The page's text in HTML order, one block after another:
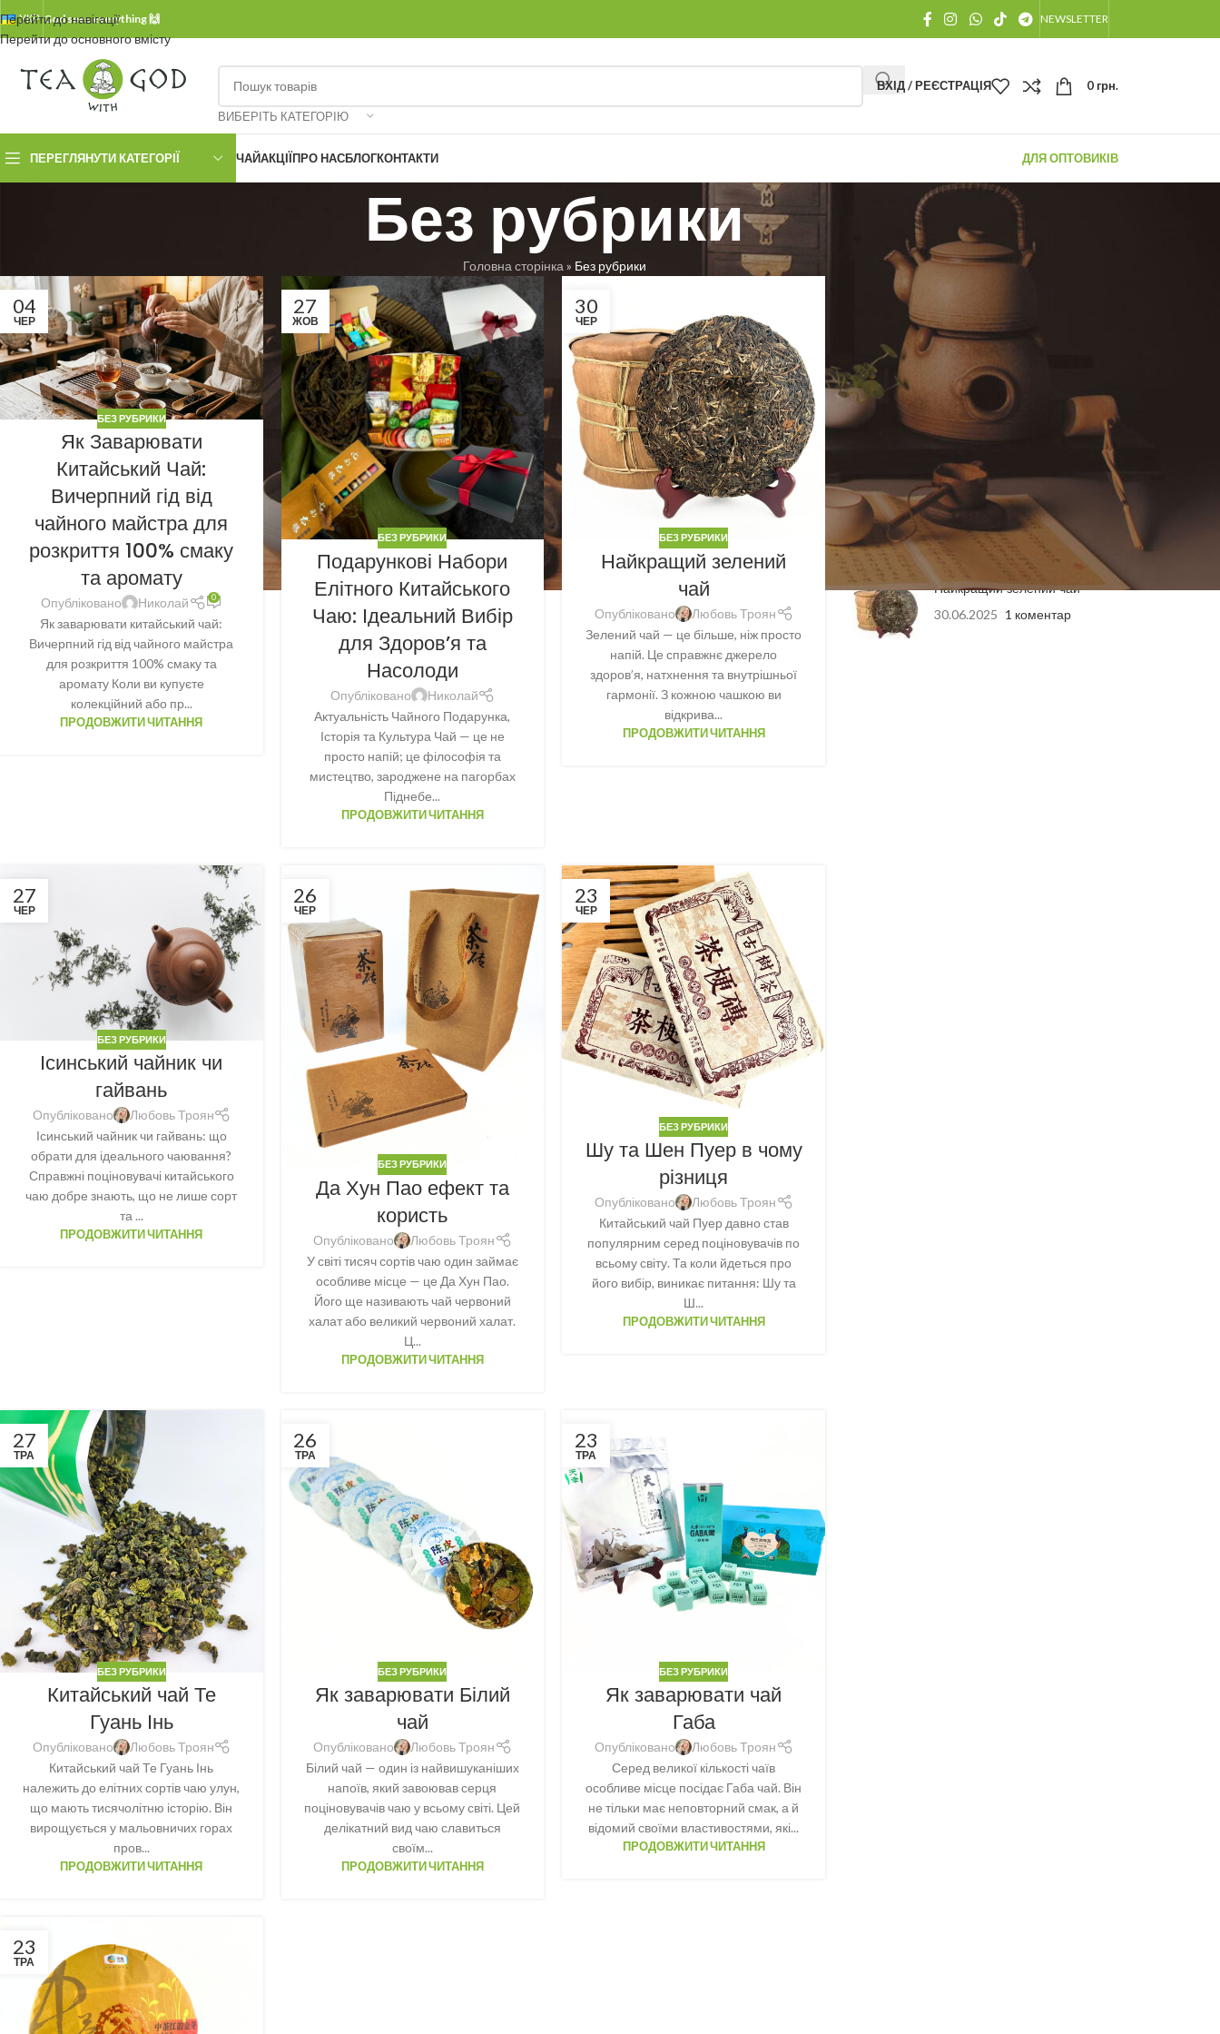
Перейти до навігації
Перейти до основного вмісту
УКР.God sees everything 🙌 NEWSLETTER
ВИБЕРІТЬ КАТЕГОРІЮ
ВХІД / РЕЄСТРАЦІЯ 0 грн.
ПЕРЕГЛЯНУТИ КАТЕГОРІЇ ЧАЙАКЦІЇПРО НАСБЛОГКОНТАКТИ ДЛЯ ОПТОВИКІВ
Без рубрики
Головна сторінка » Без рубрики
04
ЧЕР
БЕЗ РУБРИКИ
Як Заварювати
Китайський Чай:
Вичерпний гід від
чайного майстра для
розкриття 100% смаку
та аромату
Опубліковано Николай 0
Як заварювати китайський чай:
Вичерпний гід від чайного майстра
для розкриття 100% смаку та
аромату Коли ви купуєте
колекційний або пр...
ПРОДОВЖИТИ ЧИТАННЯ
27
ЖОВ
БЕЗ РУБРИКИ
Подарункові Набори
Елітного Китайського
Чаю: Ідеальний Вибір
для Здоров’я та
Насолоди
Опубліковано
Николай
Актуальність Чайного Подарунка,
Історія та Культура Чай — це не
просто напій; це філософія та
мистецтво, зароджене на пагорбах
Піднебе...
ПРОДОВЖИТИ ЧИТАННЯ
30
ЧЕР
БЕЗ РУБРИКИ
Найкращий зелений
чай
Опубліковано
Любовь Троян
Зелений чай — це більше, ніж просто
напій. Це справжнє джерело
здоров’я, натхнення та внутрішньої
гармонії. З кожною чашкою ви
відкрива...
ПРОДОВЖИТИ ЧИТАННЯ
27
ЧЕР
БЕЗ РУБРИКИ
Ісинський чайник чи
гайвань
Опубліковано
Любовь Троян
Ісинський чайник чи гайвань: що
обрати для ідеального чаювання?
Справжні поціновувачі китайського
чаю добре знають, що не лише сорт
та ...
ПРОДОВЖИТИ ЧИТАННЯ
26
ЧЕР
БЕЗ РУБРИКИ
Да Хун Пао ефект та
користь
Опубліковано
Любовь Троян
У світі тисяч сортів чаю один займає
особливе місце — це Да Хун Пао.
Його ще називають чай червоний
халат або великий червоний халат.
Ц...
ПРОДОВЖИТИ ЧИТАННЯ
23
ЧЕР
БЕЗ РУБРИКИ
Шу та Шен Пуер в чому
різниця
Опубліковано
Любовь Троян
Китайський чай Пуер давно став
популярним серед поціновувачів по
всьому світу. Та коли йдеться про
його вибір, виникає питання: Шу та
Ш...
ПРОДОВЖИТИ ЧИТАННЯ
27
ТРА
БЕЗ РУБРИКИ
Китайський чай Те
Гуань Інь
Опубліковано
Любовь Троян
Китайський чай Те Гуань Інь
належить до елітних сортів чаю улун,
що мають тисячолітню історію. Він
вирощується у мальовничих горах
пров...
ПРОДОВЖИТИ ЧИТАННЯ
26
ТРА
БЕЗ РУБРИКИ
Як заварювати Білий
чай
Опубліковано
Любовь Троян
Білий чай — один із найвишуканіших
напоїв, який завоював серця
поціновувачів чаю у всьому світі. Цей
делікатний вид чаю славиться
своїм...
ПРОДОВЖИТИ ЧИТАННЯ
23
ТРА
БЕЗ РУБРИКИ
Як заварювати чай
Габа
Опубліковано
Любовь Троян
Серед великої кількості чаїв
особливе місце посідає Габа чай. Він
не тільки має неповторний смак, а й
відомий своїми властивостями, які...
ПРОДОВЖИТИ ЧИТАННЯ
23
ТРА
ОСТАННІ ПОВІДОМЛЕННЯ
Як Заварювати Китайський
Чай: Вичерпний гід від
чайного майстра для
розкриття 100% смаку та
аромату
04.06.2026 1 коментар
Подарункові Набори
Елітного Китайського Чаю:
Ідеальний Вибір для
Здоров’я та Насолоди
27.10.2025 1 коментар
Найкращий зелений чай
30.06.2025 1 коментар